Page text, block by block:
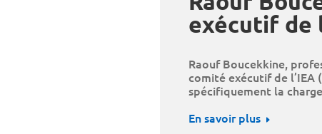
exécutif de
Raouf Boucekkine,
comité exécutif de l’IEA
spécifiquement la
En savoir plus